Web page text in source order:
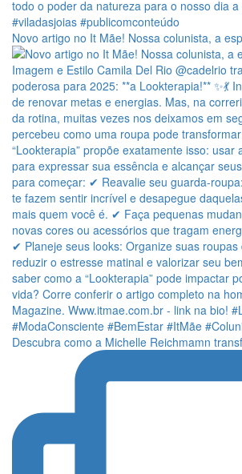
Novo artigo no It Mãe! Nossa colunista, a
Descubra como a Michelle Reichmamn